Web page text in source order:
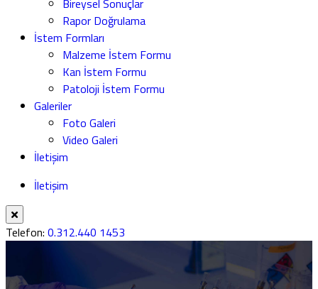
Bireysel Sonuçlar
Rapor Doğrulama
İstem Formları
Malzeme İstem Formu
Kan İstem Formu
Patoloji İstem Formu
Galeriler
Foto Galeri
Video Galeri
İletişim
İletişim
Telefon: 0.312.440 1453